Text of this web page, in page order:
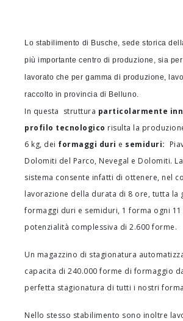
Lo stabilimento di Busche, sede storica
più importante centro di produzione, sia
lavorato che per gamma di produzione,
raccolto in provincia di Belluno.
In questa struttura particolarmente
profilo tecnologico risulta la
6 kg, dei formaggi duri e semiduri:
Dolomiti del Parco, Nevegal e Dolomiti.
sistema consente infatti di ottenere, nel
lavorazione della durata di 8 ore, tutta la
formaggi duri e semiduri, 1 forma ogni
potenzialità complessiva di 2.600 forme.
Un magazzino di stagionatura
capacita di 240.000 forme di formaggio
perfetta stagionatura di tutti i nostri
Nello stesso stabilimento sono inoltre